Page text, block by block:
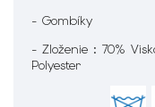
- Gombíky
- Zloženie : 70%
Polyester